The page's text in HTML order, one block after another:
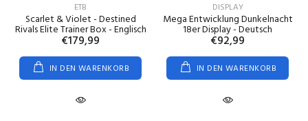
ETB
Scarlet & Violet - Destined
Rivals Elite Trainer Box - Englisch
€179,99
IN DEN WARENKORB
DISPLAY
Mega Entwicklung Dunkelnacht
18er Display - Deutsch
€92,99
IN DEN WARENKORB